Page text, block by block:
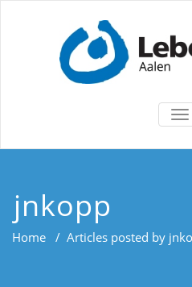
jnkopp
Home / Articles posted by